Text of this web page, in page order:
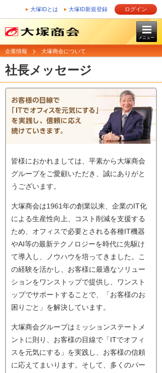
大塚IDとは 大塚ID新規登録 ログイン
メニュー
企業情報 大塚商会について
社長メッセージ
皆様におかれましては、平素から大塚商会
グループをご愛顧いただき、誠にありがと
うございます。
大塚商会は1961年の創業以来、企業のIT化
による生産性向上、コスト削減を支援する
ため、オフィスで必要とされる各種IT機器
やAI等の最新テクノロジーを時代に先駆け
て導入し、ノウハウを培ってきました。こ
の経験を活かし、お客様に最適なソリュー
ションをワンストップで提供し、ワンスト
ップでサポートすることで、「お客様のお
困りごと」を解決しています。
大塚商会グループはミッションステートメ
ントに則り、お客様の目線で「ITでオフィ
スを元気にする」を実践し、お客様の信頼
に応えてまいります。そして、多くのパー